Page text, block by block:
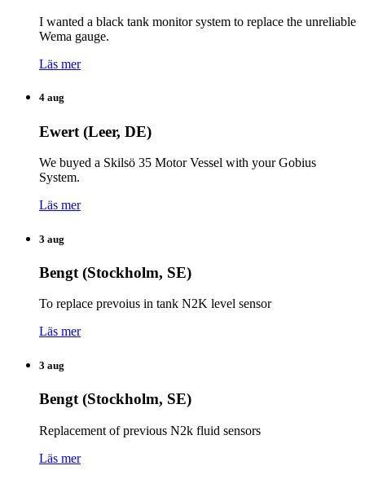
I wanted a black tank monitor system to replace the unreliable
Wema gauge.
Läs mer
4 aug
Ewert (Leer, DE)
We buyed a Skilsö 35 Motor Vessel with your Gobius
System.
Läs mer
3 aug
Bengt (Stockholm, SE)
To replace prevoius in tank N2K level sensor
Läs mer
3 aug
Bengt (Stockholm, SE)
Replacement of previous N2k fluid sensors
Läs mer